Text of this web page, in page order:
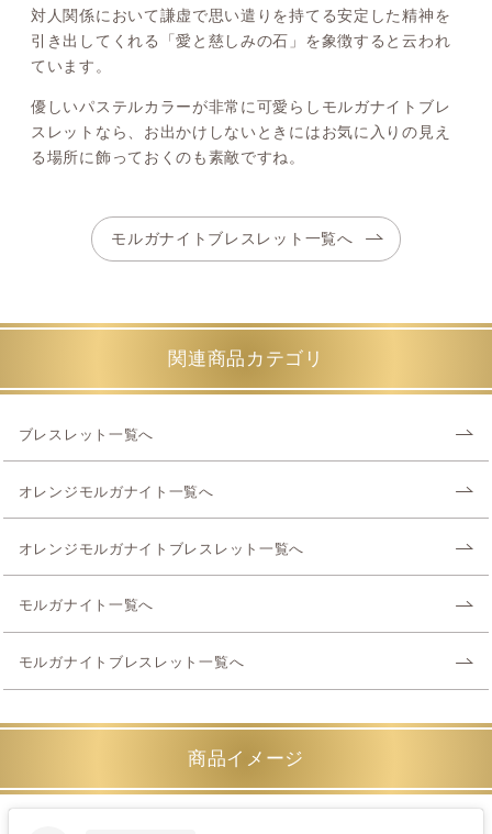
対人関係において謙虚で思い遣りを持てる安定した精神を
引き出してくれる「愛と慈しみの石」を象徴すると云われ
ています。
優しいパステルカラーが非常に可愛らしモルガナイトブレ
スレットなら、お出かけしないときにはお気に入りの見え
る場所に飾っておくのも素敵ですね。
モルガナイトブレスレット一覧へ
関連商品カテゴリ
ブレスレット一覧へ
オレンジモルガナイト一覧へ
オレンジモルガナイトブレスレット一覧へ
モルガナイト一覧へ
モルガナイトブレスレット一覧へ
商品イメージ